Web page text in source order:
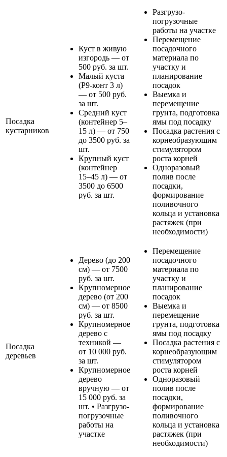
Посадка
кустарников
Куст в живую
изгородь — от
500 руб. за шт.
Малый куста
(Р9-конт 3 л)
— от 500 руб.
за шт.
Средний куст
(контейнер 5–
15 л) — от 750
до 3500 руб. за
шт.
Крупный куст
(контейнер
15–45 л) — от
3500 до 6500
руб. за шт.
Разгрузо-
погрузочные
работы на участке
Перемещение
посадочного
материала по
участку и
планирование
посадок
Выемка и
перемещение
грунта, подготовка
ямы под посадку
Посадка растения с
корнеобразующим
стимулятором
роста корней
Одноразовый
полив после
посадки,
формирование
поливочного
кольца и установка
растяжек (при
необходимости)
Посадка
деревьев
Дерево (до 200
см) — от 7500
руб. за шт.
Крупномерное
дерево (от 200
см) — от 8500
руб. за шт.
Крупномерное
дерево с
техникой —
от 10 000 руб.
за шт.
Крупномерное
дерево
вручную — от
15 000 руб. за
шт. • Разгрузо-
погрузочные
работы на
участке
Перемещение
посадочного
материала по
участку и
планирование
посадок
Выемка и
перемещение
грунта, подготовка
ямы под посадку
Посадка растения с
корнеобразующим
стимулятором
роста корней
Одноразовый
полив после
посадки,
формирование
поливочного
кольца и установка
растяжек (при
необходимости)